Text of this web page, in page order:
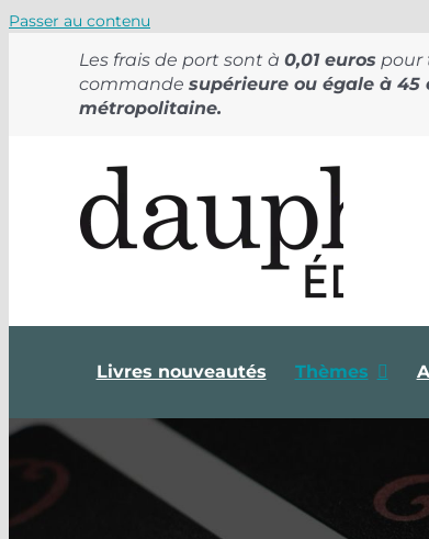
Passer au contenu
Les frais de port sont à 0,01 euros pour
commande supérieure ou égale à 45
métropolitaine.
Livres nouveautés Thèmes